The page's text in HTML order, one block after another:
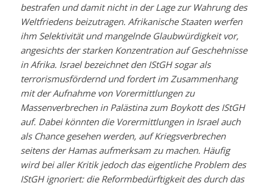
bestrafen und damit nicht in der Lage zur Wahrung des
Weltfriedens beizutragen. Afrikanische Staaten werfen
ihm Selektivität und mangelnde Glaubwürdigkeit vor,
angesichts der starken Konzentration auf Geschehnisse
in Afrika. Israel bezeichnet den IStGH sogar als
terrorismusfördernd und fordert im Zusammenhang
mit der Aufnahme von Vorermittlungen zu
Massenverbrechen in Palästina zum Boykott des IStGH
auf. Dabei könnten die Vorermittlungen in Israel auch
als Chance gesehen werden, auf Kriegsverbrechen
seitens der Hamas aufmerksam zu machen. Häufig
wird bei aller Kritik jedoch das eigentliche Problem des
IStGH ignoriert: die Reformbedürftigkeit des durch das